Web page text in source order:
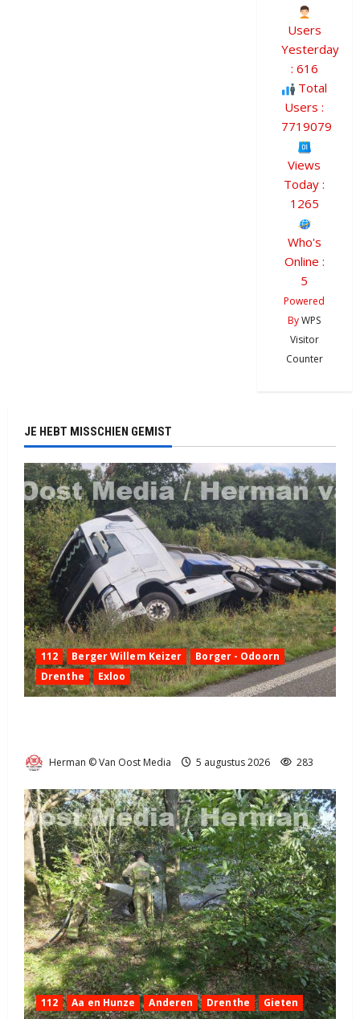
Users
Yesterday
: 616
Total
Users :
7719079
Views
Today :
1265
Who's
Online :
5
Powered
ByWPS
Visitor
Counter
JE HEBT MISSCHIEN GEMIST
112 Berger Willem Keizer
Borger - Odoorn
Drenthe
Exloo
Herman © Van Oost Media 5 augustus 2026 283
112 Aa en Hunze Anderen Drenthe Gieten